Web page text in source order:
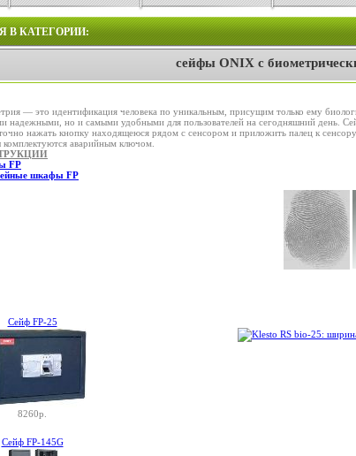
В КАТЕГОРИИ:
cейфы ONIX с
— это идентификация человека по уникальным, присущим только ему
надежными, но и самыми удобными для пользователей на сегодняшний день.
нажать кнопку находящеюся рядом с сенсором и приложить палец к
комплектуются аварийным ключом.
FP
шкафы FP
Сейф FP-25
8260р.
Сейф FP-145G